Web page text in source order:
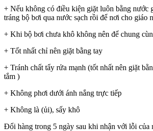
+ Nếu không có điều kiện giặt luôn bằng nước
tráng bộ bơi qua nước sạch rồi để nơi cho giáo
+ Khi bộ bơi chưa khô không nên để chung
+ Tốt nhất chỉ nên giặt bằng tay
+ Tránh chất tẩy rửa mạnh (tốt nhất nên giặt
tắm )
+ Không phơi dưới ánh nắng trực tiếp
+ Không là (ủi), sấy khô
Đổi hàng trong 5 ngày sau khi nhận với lỗi của